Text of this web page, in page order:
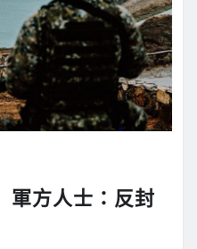
方人士：反封